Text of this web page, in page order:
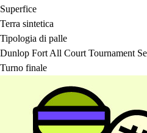
Superfice
Terra sintetica
Tipologia di palle
Dunlop Fort All Court Tournament
Turno finale